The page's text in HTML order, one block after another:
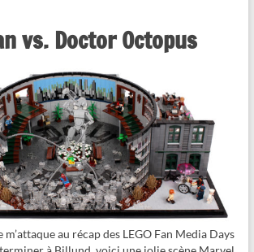
vs. Doctor Octopus
au récap des LEGO Fan Media Days